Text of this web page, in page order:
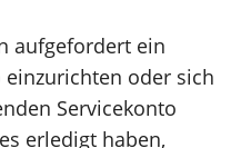
aufgefordert ein
oder sich
Servicekonto
erledigt haben,